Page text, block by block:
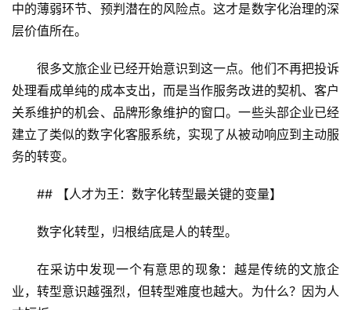
A
R
旅
问
答
中的薄弱环节、预判潜在的风险点。这才是数字化治理的深
层价值所在。
很多文旅企业已经开始意识到这一点。他们不再把投诉
处理看成单纯的成本支出，而是当作服务改进的契机、客户
关系维护的机会、品牌形象维护的窗口。一些头部企业已经
建立了类似的数字化客服系统，实现了从被动响应到主动服
务的转变。
## 【人才为王：数字化转型最关键的变量】
数字化转型，归根结底是人的转型。
在采访中发现一个有意思的现象：越是传统的文旅企
业，转型意识越强烈，但转型难度也越大。为什么？因为人